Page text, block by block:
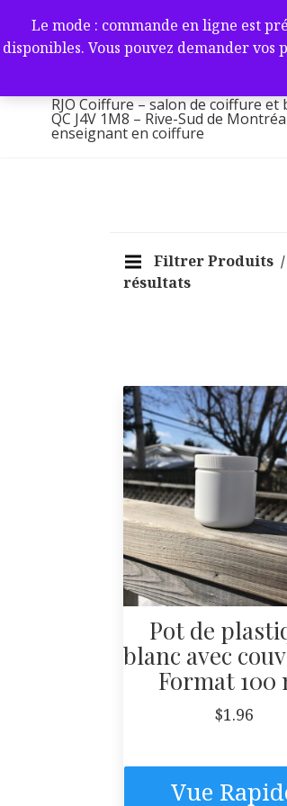
Le mode : commande en ligne est
disponibles. Vous pouvez demander
contenu
RJO Coiffure –
-2035E Av.
RJO Coiffure – salon de coiffure
QC J4V 1M8 – Rive-Sud de
enseignant en coiffure
Filtrer Produits
résultats
Pot de
blanc avec
Format 100
$1.96
Vue